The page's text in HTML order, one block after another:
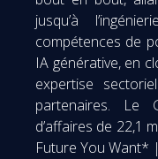
jusqu’à
compétences de
IA générative, en
expertise
partenaires. Le
d’affaires de 22,1
Future You Want* |